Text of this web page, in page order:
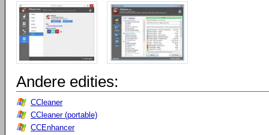
Andere edities:
CCleaner
CCleaner (portable)
CCEnhancer